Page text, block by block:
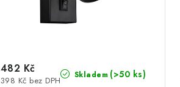
Skladem (>50 ks)
398 Kč bez DPH
482 Kč